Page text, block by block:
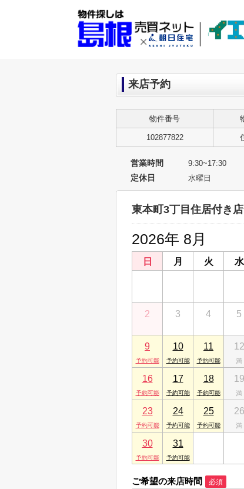
来店予約
物件番号
102877822
営業時間 9:30~17:30
定休日 水曜日
東本町3丁目住居付き
2026年 8月
日 月 火 水
2 3 4 5
9 10 11 12
16 17 18 19
23 24 25 26
30 31
ご希望の来店時間 必須